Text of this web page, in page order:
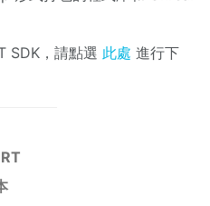
SDK，請點選 此處 進行下